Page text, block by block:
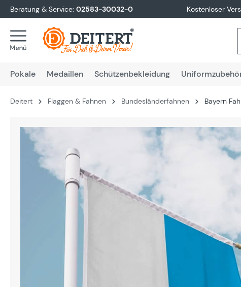
Zur Hauptnavigation springen
Beratung & Service: 02583-30032-0 Kostenloser
Pokale Medaillen Schützenbekleidung
Deitert Flaggen & Fahnen Bundesländerfahnen Bayern